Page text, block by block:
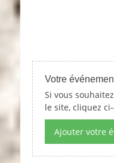
Votre
Si vous
le site, cliquez
Ajouter votre